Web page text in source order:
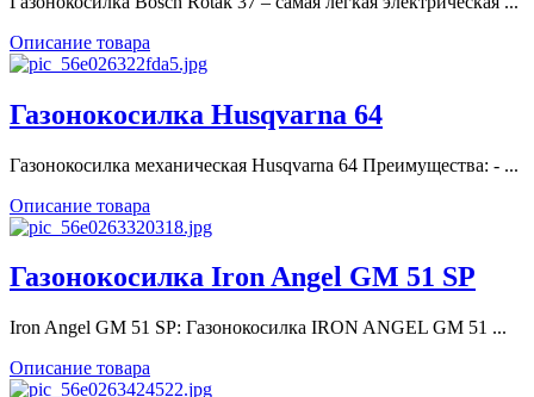
Описание товара
Газонокосилка Husqvarna 64
Газонокосилка механическая Husqvarna 64 Преимущества: - ...
Описание товара
Газонокосилка Iron Angel GM 51 SP
Iron Angel GM 51 SP: Газонокосилка IRON ANGEL GM 51 ...
Описание товара